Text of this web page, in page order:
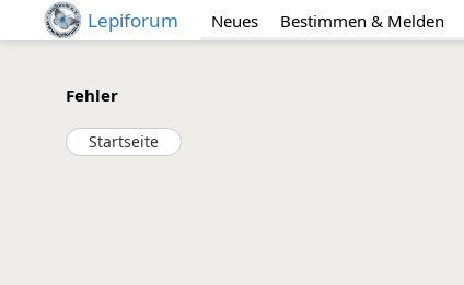
Lepiforum Neues Bestimmen & Melden
Fehler
Startseite